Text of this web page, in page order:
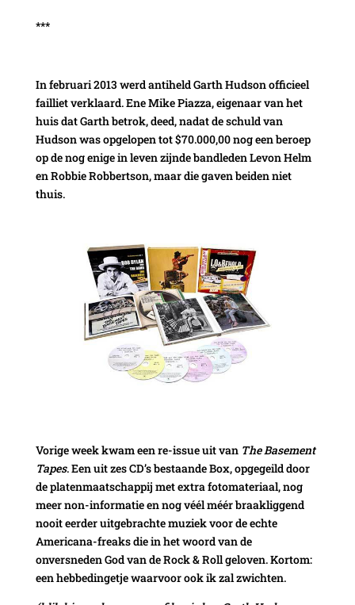
***
In februari 2013 werd antiheld Garth Hudson officieel
failliet verklaard. Ene Mike Piazza, eigenaar van het
huis dat Garth betrok, deed, nadat de schuld van
Hudson was opgelopen tot $70.000,00 nog een beroep
op de nog enige in leven zijnde bandleden Levon Helm
en Robbie Robbertson, maar die gaven beiden niet
thuis.
Vorige week kwam een re-issue uit van The Basement
Tapes. Een uit zes CD’s bestaande Box, opgegeild door
de platenmaatschappij met extra fotomateriaal, nog
meer non-informatie en nog véél méér braakliggend
nooit eerder uitgebrachte muziek voor de echte
Americana-freaks die in het woord van de
onversneden God van de Rock & Roll geloven. Kortom:
een hebbedingetje waarvoor ook ik zal zwichten.